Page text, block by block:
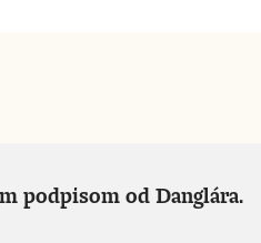
podpisom od Danglára.